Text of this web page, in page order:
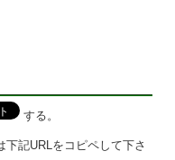
する。
記URLをコピペして下さ